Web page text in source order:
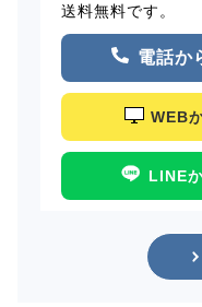
送料無料です。
電話か
WEB
LINE